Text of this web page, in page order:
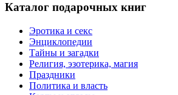
Каталог подарочных книг
Эротика и секс
Энциклопедии
Тайны и загадки
Религия, эзотерика, магия
Праздники
Политика и власть